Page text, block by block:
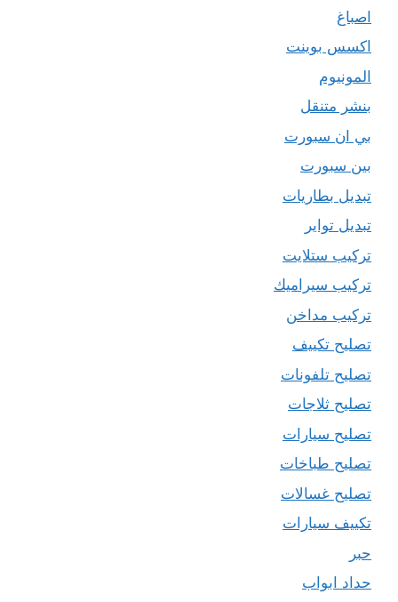
اصباغ
اكسس بوينت
المونيوم
بنشر متنقل
بي ان سبورت
بين سبورت
تبديل بطاريات
تبديل تواير
تركيب ستلايت
تركيب سيراميك
تركيب مداخن
تصليح تكييف
تصليح تلفونات
تصليح ثلاجات
تصليح سيارات
تصليح طباخات
تصليح غسالات
تكييف سيارات
حبر
حداد ابواب